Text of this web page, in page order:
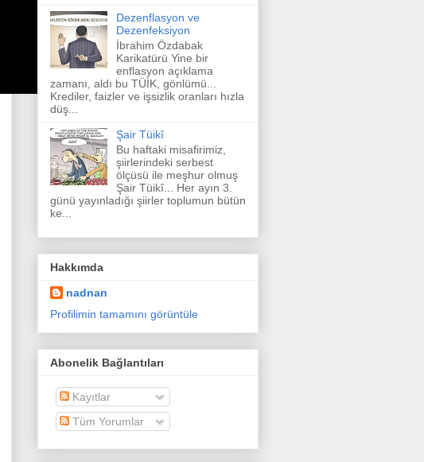
Dezenflasyon ve
Dezenfeksiyon
İbrahim Özdabak
Karikatürü Yine bir
enflasyon açıklama
zamanı, aldı bu TÜİK, gönlümü...
Krediler, faizler ve işsizlik oranları hızla
düş...
Şair Tüikî
Bu haftaki misafirimiz,
şiirlerindeki serbest
ölçüsü ile meşhur olmuş
Şair Tüikî... Her ayın 3.
günü yayınladığı şiirler toplumun bütün
ke...
Hakkımda
nadnan
Profilimin tamamını görüntüle
Abonelik Bağlantıları
Kayıtlar
Tüm Yorumlar